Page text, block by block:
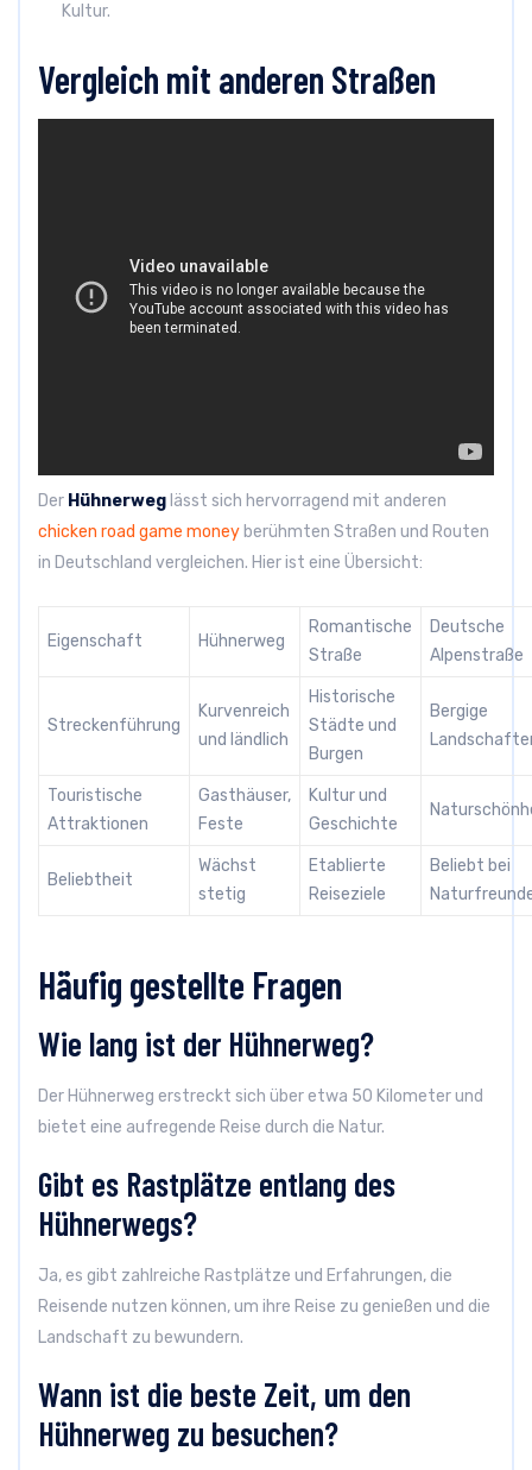
Kultur.
Vergleich mit anderen Straßen
Der Hühnerweg lässt sich hervorragend mit anderen
chicken road game money berühmten Straßen und Routen
in Deutschland vergleichen. Hier ist eine Übersicht:
Eigenschaft Hühnerweg
Romantische
Straße
Deutsche
Alpenstraße
Streckenführung
Kurvenreich
und ländlich
Historische
Städte und
Burgen
Bergige
Touristische
Attraktionen
Gasthäuser,
Feste
Kultur und
Geschichte
Beliebtheit
Wächst
stetig
Etablierte
Reiseziele
Beliebt bei
Häufig gestellte Fragen
Wie lang ist der Hühnerweg?
Der Hühnerweg erstreckt sich über etwa 50 Kilometer und
bietet eine aufregende Reise durch die Natur.
Gibt es Rastplätze entlang des
Hühnerwegs?
Ja, es gibt zahlreiche Rastplätze und Erfahrungen, die
Reisende nutzen können, um ihre Reise zu genießen und die
Landschaft zu bewundern.
Wann ist die beste Zeit, um den
Hühnerweg zu besuchen?